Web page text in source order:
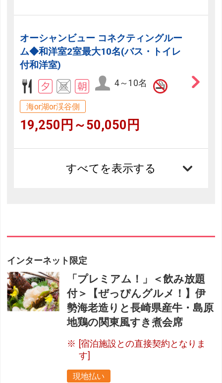
オーシャンビュー コネクティングルー
ム◆和洋室2室最大10名(バス・トイレ
付和洋室)
4～10名
海or湖or渓谷側
19,250円～50,050円
すべてを表示する
インターネット限定
「プレミアム！」＜飲み放題
付＞【ぜっぴんグルメ！】伊
勢海老造りと長崎県産牛・島原
地鶏の関東風すき煮会席
[宿泊施設との直接契約となりま
す]
現地払い